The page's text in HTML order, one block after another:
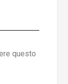
questo